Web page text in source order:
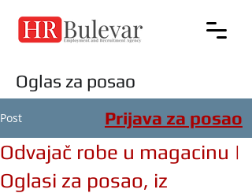
Oglas za posao
Post
Odvajač robe u magacinu |
Oglasi za posao, iz
Prijava za posao